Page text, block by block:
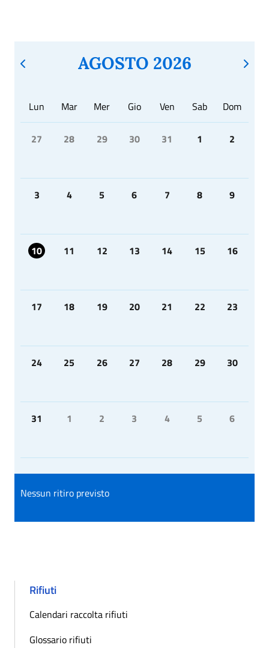
AGOSTO 2026
Lun Mar Mer Gio Ven Sab Dom
27 28 29 30 31 1 2
3 4 5 6 7 8 9
10 11 12 13 14 15 16
17 18 19 20 21 22 23
24 25 26 27 28 29 30
31 1 2 3 4 5 6
Nessun ritiro previsto
Rifiuti
Calendari raccolta rifiuti
Glossario rifiuti